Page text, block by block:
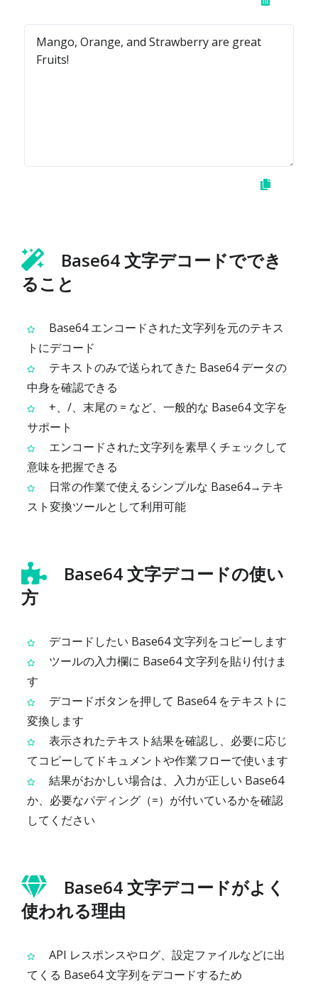
Base64 文字デコードででき
ること
Base64 エンコードされた文字列を元のテキス
トにデコード
テキストのみで送られてきた Base64 データの
中身を確認できる
+、/、末尾の = など、一般的な Base64 文字を
サポート
エンコードされた文字列を素早くチェックして
意味を把握できる
日常の作業で使えるシンプルな Base64→テキ
スト変換ツールとして利用可能
Base64 文字デコードの使い
方
デコードしたい Base64 文字列をコピーします
ツールの入力欄に Base64 文字列を貼り付けま
す
デコードボタンを押して Base64 をテキストに
変換します
表示されたテキスト結果を確認し、必要に応じ
てコピーしてドキュメントや作業フローで使います
結果がおかしい場合は、入力が正しい Base64
か、必要なパディング（=）が付いているかを確認
してください
Base64 文字デコードがよく
使われる理由
API レスポンスやログ、設定ファイルなどに出
てくる Base64 文字列をデコードするため